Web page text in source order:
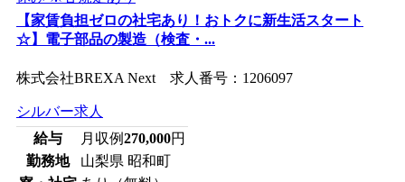
【家賃負担ゼロの社宅あり！おトクに新生活スタート
☆】電子部品の製造（検査・...
株式会社BREXA Next 求人番号：1206097
シルバー求人
給与
月収例270,000円
勤務地
山梨県 昭和町